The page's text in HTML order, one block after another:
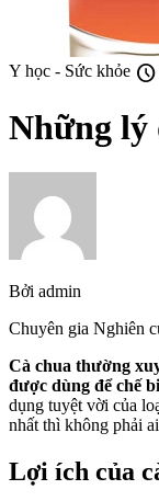
Y học - Sức khỏe schedule
Những lý
Bởi admin
Chuyên gia Nghiên
Cà chua thường
được dùng để chế
dụng tuyệt vời của
nhất thì không phải
Lợi ích của